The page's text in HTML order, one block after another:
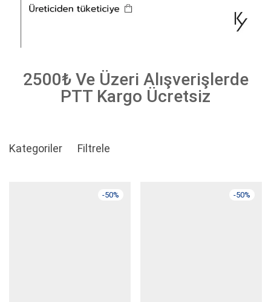
2500₺ Ve Üzeri Alışverişlerde
PTT Kargo Ücretsiz
Kategoriler Filtrele
-50% -50%